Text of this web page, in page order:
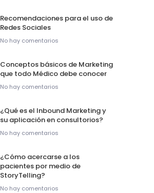
Recomendaciones para el uso de
Redes Sociales
No hay comentarios
Conceptos básicos de Marketing
que todo Médico debe conocer
No hay comentarios
¿Qué es el Inbound Marketing y
su aplicación en consultorios?
No hay comentarios
¿Cómo acercarse a los
pacientes por medio de
StoryTelling?
No hay comentarios